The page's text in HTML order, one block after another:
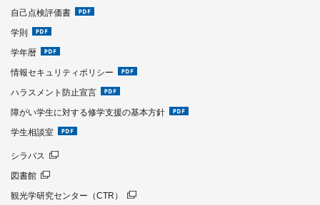
自己点検評価書
学則
学年暦
情報セキュリティポリシー
ハラスメント防止宣言
障がい学生に対する修学支援の基本方針
学生相談室
シラバス
図書館
観光学研究センター（CTR）